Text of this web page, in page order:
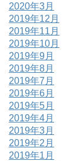
2020年3月
2019年12月
2019年11月
2019年10月
2019年9月
2019年8月
2019年7月
2019年6月
2019年5月
2019年4月
2019年3月
2019年2月
2019年1月